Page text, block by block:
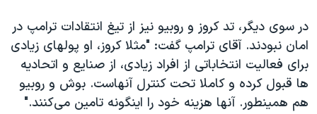
در سوی دیگر، تد کروز و روبیو نیز از تیغ انتقادات ترامپ در
امان نبودند. آقای ترامپ گفت: "مثلا کروز، او پولهای زیادی
برای فعالیت انتخاباتی از افراد زیادی، از صنایع و اتحادیه
ها قبول کرده و کاملا تحت کنترل آنهاست. بوش و روبیو
هم همینطور. آنها هزینه خود را اینگونه تامین می‌کنند."